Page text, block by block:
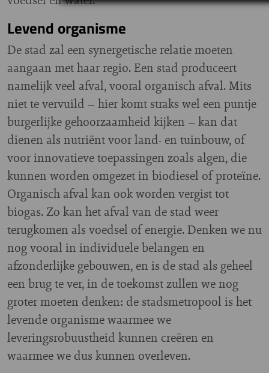
Levend organisme
De stad zal een synergetische relatie moeten
aangaan met haar regio. Een stad produceert
namelijk veel afval, vooral organisch afval. Mits
niet te vervuild – hier komt straks wel een puntje
burgerlijke gehoorzaamheid kijken – kan dat
dienen als nutriënt voor land- en tuinbouw, of
voor innovatieve toepassingen zoals algen, die
kunnen worden omgezet in biodiesel of proteïne.
Organisch afval kan ook worden vergist tot
biogas. Zo kan het afval van de stad weer
terugkomen als voedsel of energie. Denken we nu
nog vooral in individuele belangen en
afzonderlijke gebouwen, en is de stad als geheel
een brug te ver, in de toekomst zullen we nog
groter moeten denken: de stadsmetropool is het
levende organisme waarmee we
leveringsrobuustheid kunnen creëren en
waarmee we dus kunnen overleven.